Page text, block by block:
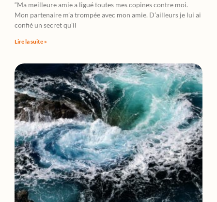
“Ma meilleure amie a ligué toutes mes copines contre moi.
Mon partenaire m’a trompée avec mon amie. D’ailleurs je lui ai
confié un secret qu’il
Lire la suite »